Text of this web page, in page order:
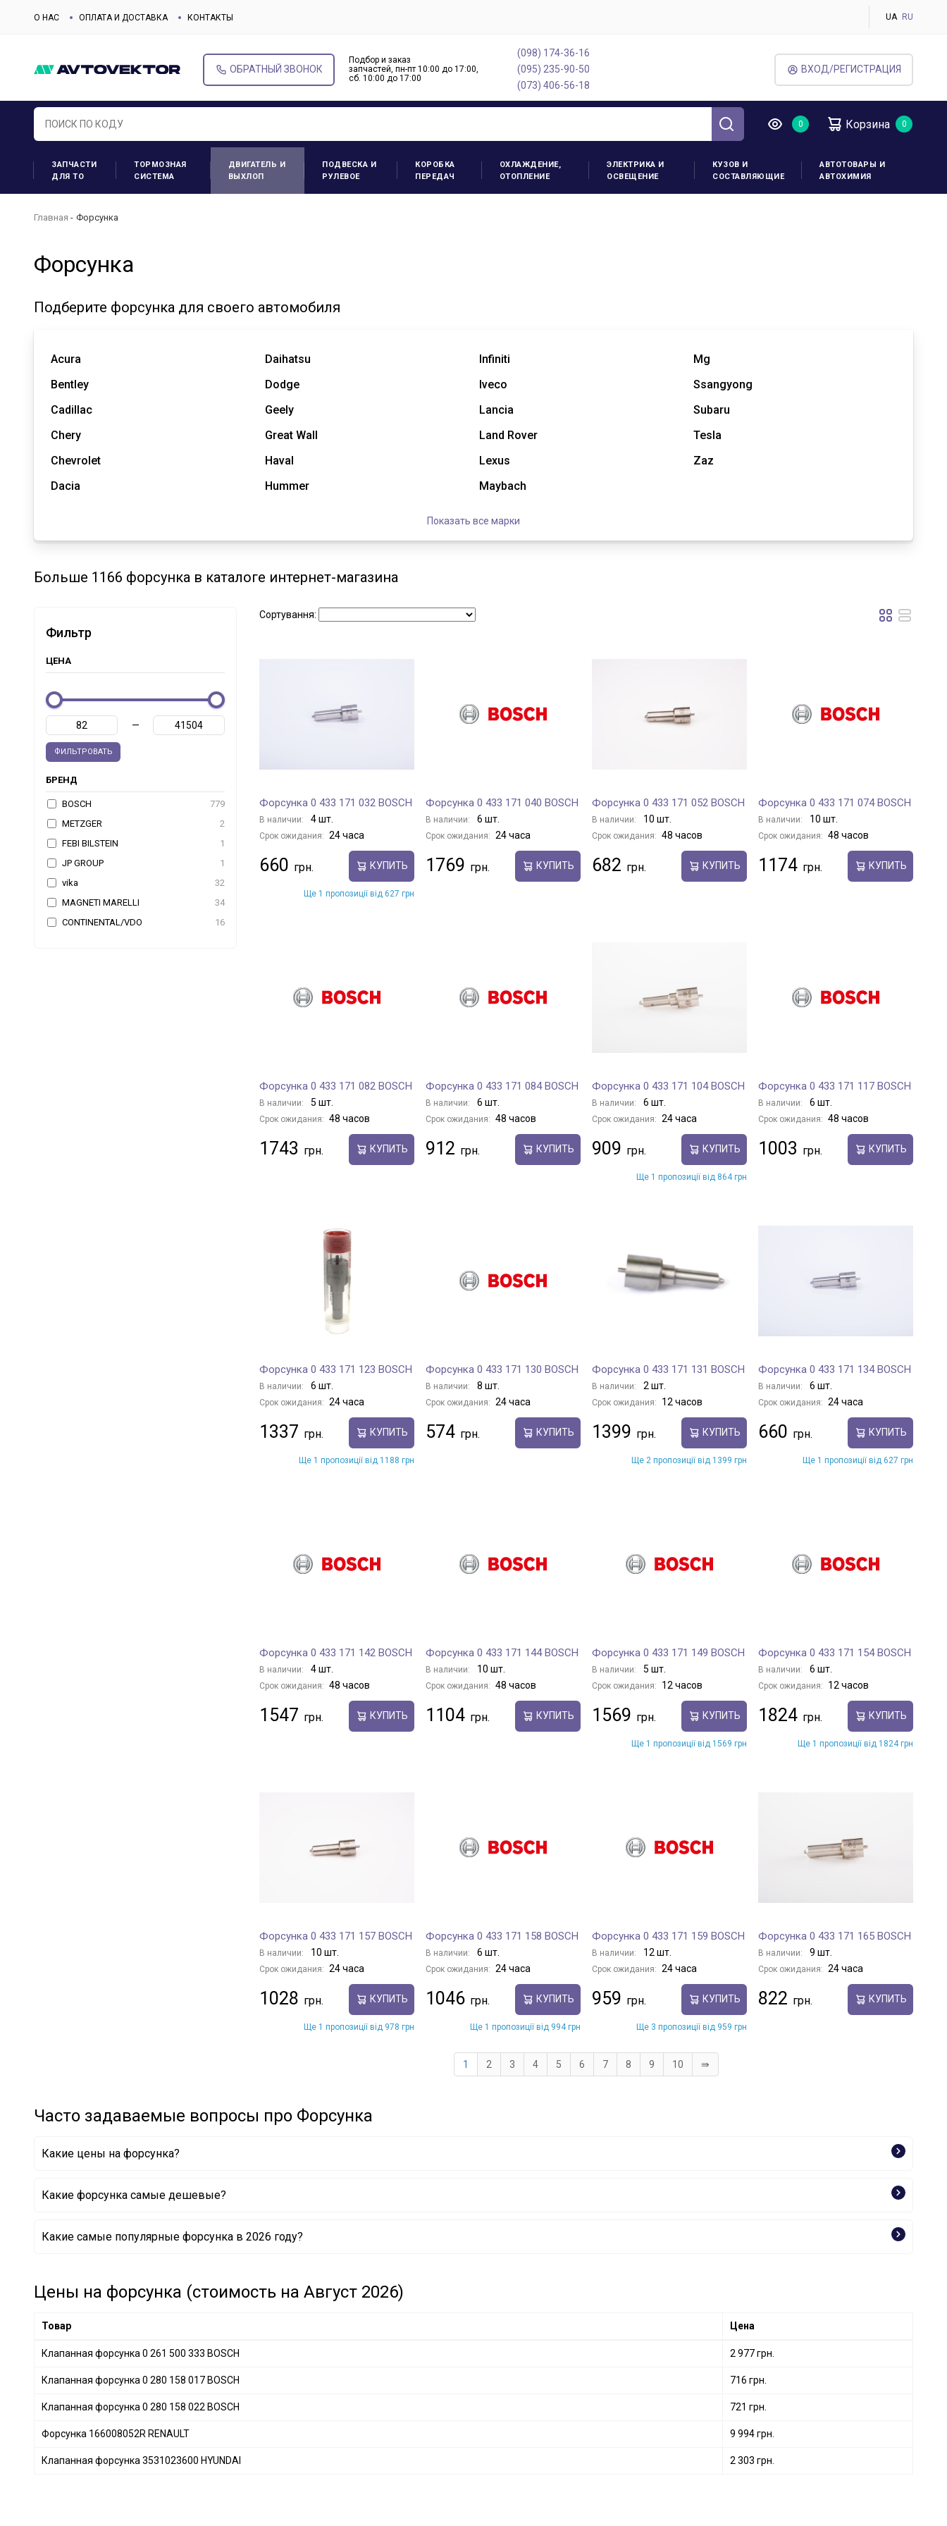
О НАС ОПЛАТА И ДОСТАВКА КОНТАКТЫ UA RU
ОБРАТНЫЙ ЗВОНОК
Подбор и заказ
запчастей, пн-пт 10:00 до 17:00,
cб. 10:00 до 17:00
(098) 174-36-16
(095) 235-90-50
(073) 406-56-18
ВХОД/РЕГИСТРАЦИЯ
Корзина
ЗАПЧАСТИ
ДЛЯ ТО
ТОРМОЗНАЯ
СИСТЕМА
ДВИГАТЕЛЬ И
ВЫХЛОП
ПОДВЕСКА И
РУЛЕВОЕ
КОРОБКА
ПЕРЕДАЧ
ОХЛАЖДЕНИЕ,
ОТОПЛЕНИЕ
ЭЛЕКТРИКА И
ОСВЕЩЕНИЕ
КУЗОВ И
СОСТАВЛЯЮЩИЕ
АВТОТОВАРЫ И
АВТОХИМИЯ
Главная Форсунка
Форсунка
Подберите форсунка для своего автомобиля
Acura
Bentley
Cadillac
Chery
Chevrolet
Dacia
Daihatsu
Dodge
Geely
Great Wall
Haval
Hummer
Infiniti
Iveco
Lancia
Land Rover
Lexus
Maybach
Mg
Ssangyong
Subaru
Tesla
Zaz
Показать все марки
Больше 1166 форсунка в каталоге интернет-магазина
Фильтр
ЦЕНА
—
ФИЛЬТРОВАТЬ
БРЕНД
BOSCH
779
METZGER
2
FEBI BILSTEIN
1
JP GROUP
1
vika
32
MAGNETI MARELLI
34
CONTINENTAL/VDO
16
Сортування:
Форсунка 0 433 171 032 BOSCH
В наличии: 4 шт.
Срок ожидания: 24 часа
660 КУПИТЬ
Ще 1 пропозиції від 627 грн
Форсунка 0 433 171 040 BOSCH
В наличии: 6 шт.
Срок ожидания: 24 часа
1769 КУПИТЬ
Форсунка 0 433 171 052 BOSCH
В наличии: 10 шт.
Срок ожидания: 48 часов
682 КУПИТЬ
Форсунка 0 433 171 074 BOSCH
В наличии: 10 шт.
Срок ожидания: 48 часов
1174 КУПИТЬ
Форсунка 0 433 171 082 BOSCH
В наличии: 5 шт.
Срок ожидания: 48 часов
1743 КУПИТЬ
Форсунка 0 433 171 084 BOSCH
В наличии: 6 шт.
Срок ожидания: 48 часов
912 КУПИТЬ
Форсунка 0 433 171 104 BOSCH
В наличии: 6 шт.
Срок ожидания: 24 часа
909 КУПИТЬ
Ще 1 пропозиції від 864 грн
Форсунка 0 433 171 117 BOSCH
В наличии: 6 шт.
Срок ожидания: 48 часов
1003 КУПИТЬ
Форсунка 0 433 171 123 BOSCH
В наличии: 6 шт.
Срок ожидания: 24 часа
1337 КУПИТЬ
Ще 1 пропозиції від 1188 грн
Форсунка 0 433 171 130 BOSCH
В наличии: 8 шт.
Срок ожидания: 24 часа
574 КУПИТЬ
Форсунка 0 433 171 131 BOSCH
В наличии: 2 шт.
Срок ожидания: 12 часов
1399 КУПИТЬ
Ще 2 пропозиції від 1399 грн
Форсунка 0 433 171 134 BOSCH
В наличии: 6 шт.
Срок ожидания: 24 часа
660 КУПИТЬ
Ще 1 пропозиції від 627 грн
Форсунка 0 433 171 142 BOSCH
В наличии: 4 шт.
Срок ожидания: 48 часов
1547 КУПИТЬ
Форсунка 0 433 171 144 BOSCH
В наличии: 10 шт.
Срок ожидания: 48 часов
1104 КУПИТЬ
Форсунка 0 433 171 149 BOSCH
В наличии: 5 шт.
Срок ожидания: 12 часов
1569 КУПИТЬ
Ще 1 пропозиції від 1569 грн
Форсунка 0 433 171 154 BOSCH
В наличии: 6 шт.
Срок ожидания: 12 часов
1824 КУПИТЬ
Ще 1 пропозиції від 1824 грн
Форсунка 0 433 171 157 BOSCH
В наличии: 10 шт.
Срок ожидания: 24 часа
1028 КУПИТЬ
Ще 1 пропозиції від 978 грн
Форсунка 0 433 171 158 BOSCH
В наличии: 6 шт.
Срок ожидания: 24 часа
1046 КУПИТЬ
Ще 1 пропозиції від 994 грн
Форсунка 0 433 171 159 BOSCH
В наличии: 12 шт.
Срок ожидания: 24 часа
959 КУПИТЬ
Ще 3 пропозиції від 959 грн
Форсунка 0 433 171 165 BOSCH
В наличии: 9 шт.
Срок ожидания: 24 часа
822 КУПИТЬ
1 2 3 4 5 6 7 8 9 10 ⇛
Часто задаваемые вопросы про Форсунка
Какие цены на форсунка?
Какие форсунка самые дешевые?
Клапанная форсунка 17106005 GENERAL MOTORS
Какие самые популярные форсунка в 2026 году?
Клапанная форсунка 0 280 158 862 BOSCH
Форсунка 0 445 110 265 BOSCH
Цены на форсунка (стоимость на Август 2026)
Товар Цена
Клапанная форсунка 0 261 500 333 BOSCH 2 977 грн.
Клапанная форсунка 0 280 158 017 BOSCH 716 грн.
Клапанная форсунка 0 280 158 022 BOSCH 721 грн.
Форсунка 166008052R RENAULT 9 994 грн.
Клапанная форсунка 3531023600 HYUNDAI 2 303 грн.